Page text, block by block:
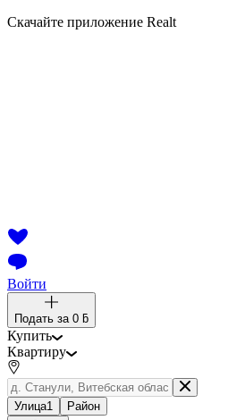
Скачайте приложение Realt
Войти
Подать за 0 ƃ
Купить
Квартиру
Улица1 Район